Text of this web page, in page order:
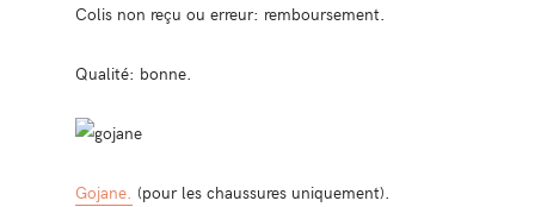
Colis non reçu ou erreur: remboursement.
Qualité: bonne.
Gojane. (pour les chaussures uniquement).